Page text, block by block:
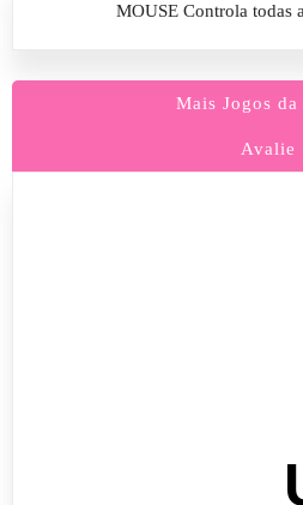
MOUSE Controla todas
Mais Jogos da
Avalie